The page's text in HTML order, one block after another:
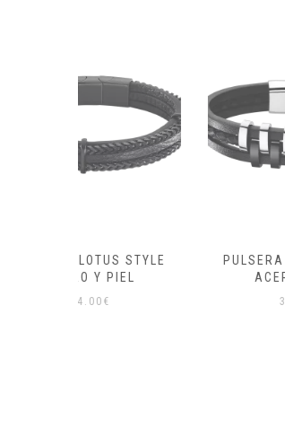
PULSERA LOTUS STYLE